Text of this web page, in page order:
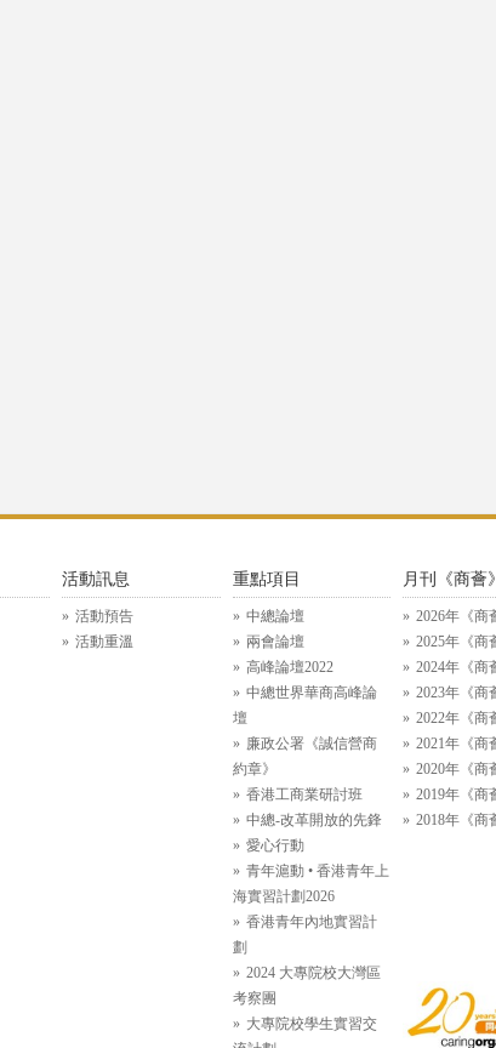
活動訊息
活動預告
活動重溫
重點項目
中總論壇
兩會論壇
高峰論壇2022
中總世界華商高峰論
壇
廉政公署《誠信營商
約章》
香港工商業研討班
中總-改革開放的先鋒
愛心行動
青年滬動 • 香港青年上
海實習計劃2026
香港青年內地實習計
劃
2024 大專院校大灣區
考察團
大專院校學生實習交
月刊《商薈
2026年《商
2025年《商
2024年《商
2023年《商
2022年《商
2021年《商
2020年《商
2019年《商
2018年《商